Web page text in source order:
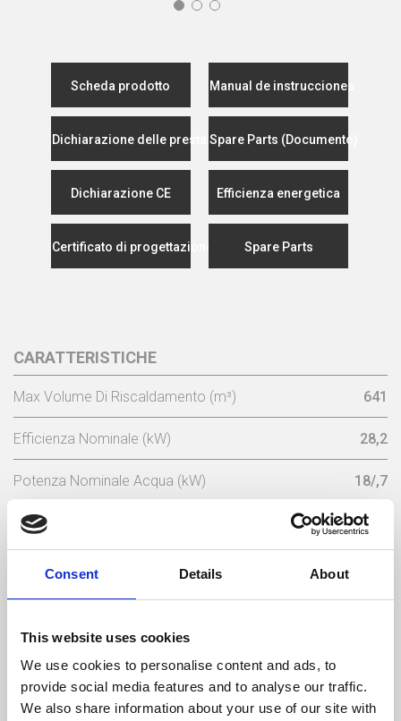
Consent Details About
This website uses cookies
We use cookies to personalise content and ads, to
provide social media features and to analyse our traffic.
We also share information about your use of our site with
Scheda prodotto Manual de instrucciones
Dichiarazione delle prestazioniSpare Parts (Documento)
Dichiarazione CE Efficienza energetica
Certificato di progettazione ecocompatibile
Spare Parts
CARATTERISTICHE
Max Volume Di Riscaldamento (m³) 641
Efficienza Nominale (kW) 28,2
Potenza Nominale Acqua (kW) 18/,7
Potenza Nominale (%) 80,4
Dimensione Max Legno (mm)
Diametro Del Camino (mm) 200